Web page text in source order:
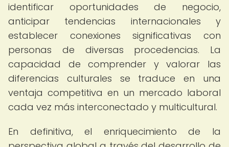
identificar oportunidades de negocio,
anticipar tendencias internacionales y
establecer conexiones significativas con
personas de diversas procedencias. La
capacidad de comprender y valorar las
diferencias culturales se traduce en una
ventaja competitiva en un mercado laboral
cada vez más interconectado y multicultural.
En definitiva, el enriquecimiento de la